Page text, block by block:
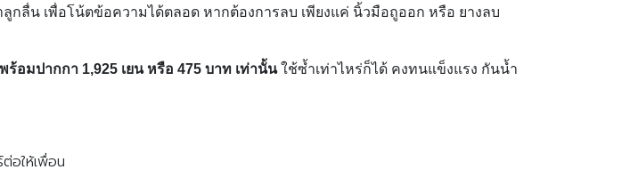
กลื่น เพื่อโน้ตข้อความได้ตลอด หากต้องการลบ เพียงแค่ นิ้วมือถูออก หรือ ยางลบ
ร้อมปากกา 1,925 เยน หรือ 475 บาท เท่านั้นใช้ซ้ำเท่าไหร่ก็ได้ คงทนแข็งแรง กันน้ำ
อให้เพื่อน